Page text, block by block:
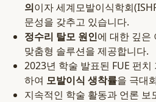
의이자 세계모발이식학회
문성을 갖추고 있습니다.
정수리 탈모 원인에 대한 깊은
맞춤형 솔루션을 제공합니다.
2023년 학술 발표된 FUE 펀
하여 모발이식 생착률을 극대
지속적인 학술 활동과 언론 보